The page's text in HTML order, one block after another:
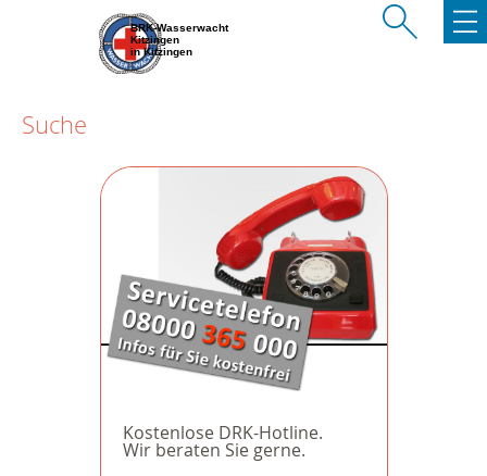
BRK-Wasserwacht
Kitzingen
in Kitzingen
Suche
Kostenlose DRK-Hotline.
Wir beraten Sie gerne.